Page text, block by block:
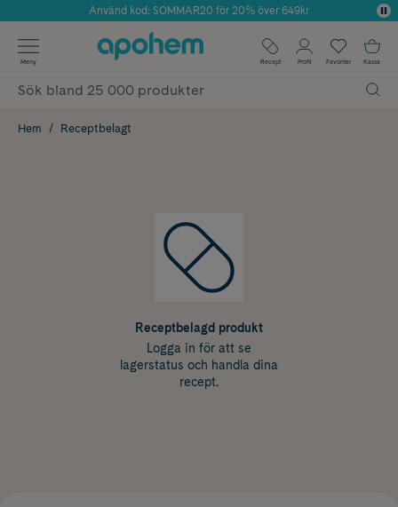
Årets Butik 2025 inom Skönhet
Använd kod: SOMMAR20 för 20% över 649kr
✓ Fri frakt
✓ Poäng på alla köp*
Meny Recept Profil Favoriter Kassa
Hem Receptbelagt
Receptbelagd produkt
Logga in för att se
lagerstatus och handla dina
recept.